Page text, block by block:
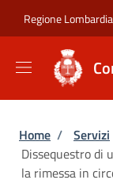
Regione Lombardia
Briciole
Home / Servizi
Dissequestro di
la rimessa in